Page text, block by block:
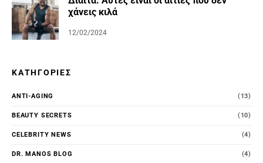
χάνεις κιλά
12/02/2024
ΚΑΤΗΓΟΡΊΕΣ
ANTI-AGING (13)
BEAUTY SECRETS (10)
CELEBRITY NEWS (4)
DR. MANOS BLOG (4)